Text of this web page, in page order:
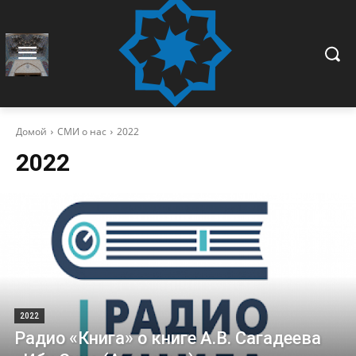
Домой СМИ о нас 2022
2022
2022
Радио «Книга» о книге А.В. Сагадеева